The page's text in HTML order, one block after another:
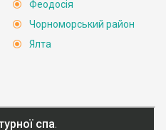
Феодосія
Чорноморський район
Ялта